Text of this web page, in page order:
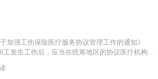
加强工伤保险医疗服务协议管理工作的通知》
工发生工伤后，应当在统筹地区的协议医疗机构进
治疗。